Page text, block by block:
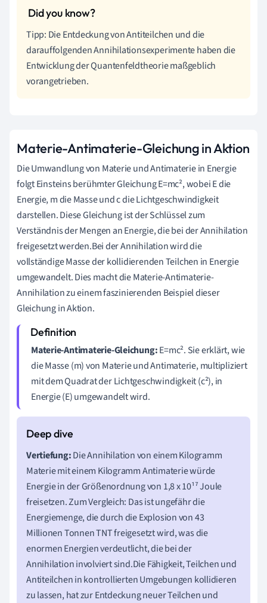
Tipp: Die Entdeckung von Antiteilchen und die
darauffolgenden Annihilationsexperimente haben die
Entwicklung der Quantenfeldtheorie maßgeblich
vorangetrieben.
Materie-Antimaterie-Gleichung in Aktion
Die Umwandlung von Materie und Antimaterie in Energie
folgt Einsteins berühmter Gleichung E=mc², wobei E die
Energie, m die Masse und c die Lichtgeschwindigkeit
darstellen. Diese Gleichung ist der Schlüssel zum
Verständnis der Mengen an Energie, die bei der Annihilation
freigesetzt werden.Bei der Annihilation wird die
vollständige Masse der kollidierenden Teilchen in Energie
umgewandelt. Dies macht die Materie-Antimaterie-
Annihilation zu einem faszinierenden Beispiel dieser
Gleichung in Aktion.
Materie-Antimaterie-Gleichung:E=mc². Sie erklärt, wie
die Masse (m) von Materie und Antimaterie, multipliziert
mit dem Quadrat der Lichtgeschwindigkeit (c²), in
Energie (E) umgewandelt wird.
Vertiefung:Die Annihilation von einem Kilogramm
Materie mit einem Kilogramm Antimaterie würde
Energie in der Größenordnung von 1,8 x 10¹⁷ Joule
freisetzen. Zum Vergleich: Das ist ungefähr die
Energiemenge, die durch die Explosion von 43
Millionen Tonnen TNT freigesetzt wird, was die
enormen Energien verdeutlicht, die bei der
Annihilation involviert sind.Die Fähigkeit, Teilchen und
Antiteilchen in kontrollierten Umgebungen kollidieren
zu lassen, hat zur Entdeckung neuer Teilchen und